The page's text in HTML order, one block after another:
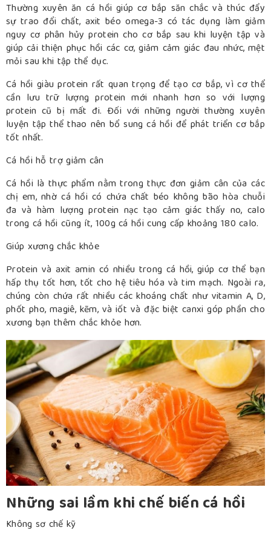
Thường xuyên ăn cá hồi giúp cơ bắp săn chắc và thúc đẩy
sự trao đổi chất, axit béo omega-3 có tác dụng làm giảm
nguy cơ phân hủy protein cho cơ bắp sau khi luyện tập và
giúp cải thiện phục hồi các cơ, giảm cảm giác đau nhức, mệt
mỏi sau khi tập thể dục.
Cá hồi giàu protein rất quan trọng để tạo cơ bắp, vì cơ thể
cần lưu trữ lượng protein mới nhanh hơn so với lượng
protein cũ bị mất đi. Đối với những người thường xuyên
luyện tập thể thao nên bổ sung cá hồi để phát triển cơ bắp
tốt nhất.
Cá hồi hỗ trợ giảm cân
Cá hồi là thực phẩm nằm trong thực đơn giảm cân của các
chị em, nhờ cá hồi có chứa chất béo không bão hòa chuỗi
đa và hàm lượng protein nạc tạo cảm giác thấy no, calo
trong cá hồi cũng ít, 100g cá hồi cung cấp khoảng 180 calo.
Giúp xương chắc khỏe
Protein và axit amin có nhiều trong cá hồi, giúp cơ thể bạn
hấp thụ tốt hơn, tốt cho hệ tiêu hóa và tim mạch. Ngoài ra,
chúng còn chứa rất nhiều các khoáng chất như vitamin A, D,
phốt pho, magiê, kẽm, và iốt và đặc biệt canxi góp phần cho
xương bạn thêm chắc khỏe hơn.
Những sai lầm khi chế biến cá hồi
Không sơ chế kỹ